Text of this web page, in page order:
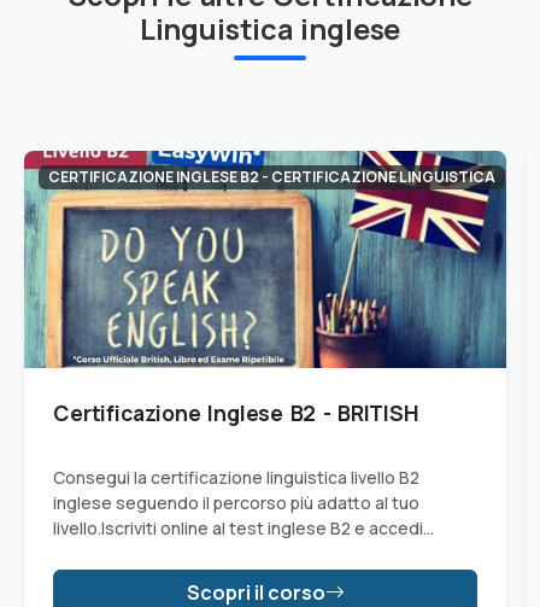
Linguistica inglese
CERTIFICAZIONE INGLESE B2 - CERTIFICAZIONE LINGUISTICA
Certificazione Inglese B2 - BRITISH
Consegui la certificazione linguistica livello B2
inglese seguendo il percorso più adatto al tuo
livello.Iscriviti online al test inglese B2 e accedi
Scopri il corso